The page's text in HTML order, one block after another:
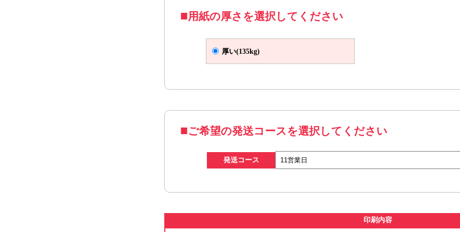
A4サイズ V折 仕上がりサイズ（W213×H297mm) 展開サイズ（W420×H297mm)
用紙の厚さを選択してください
厚い(135kg)
ご希望の発送コースを選択してください
発送コース
印刷内容